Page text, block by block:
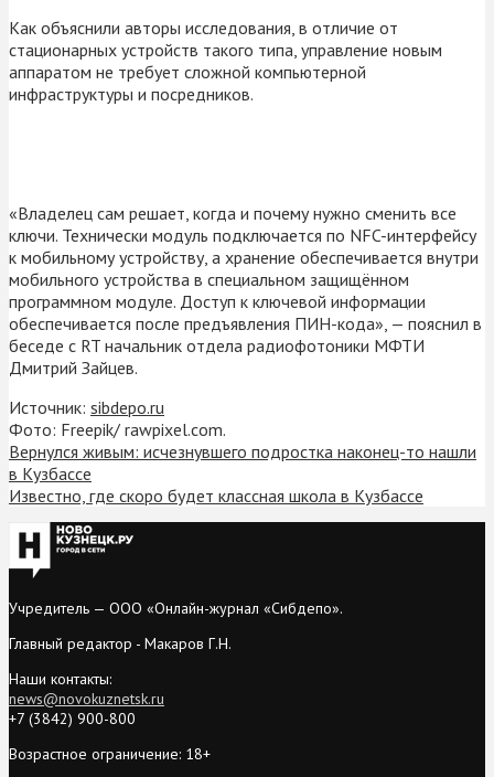
Как объяснили авторы исследования, в отличие от
стационарных устройств такого типа, управление новым
аппаратом не требует сложной компьютерной
инфраструктуры и посредников.
«Владелец сам решает, когда и почему нужно сменить все
ключи. Технически модуль подключается по NFC-интерфейсу
к мобильному устройству, а хранение обеспечивается внутри
мобильного устройства в специальном защищённом
программном модуле. Доступ к ключевой информации
обеспечивается после предъявления ПИН-кода», — пояснил в
беседе с RT начальник отдела радиофотоники МФТИ
Дмитрий Зайцев.
Источник: sibdepo.ru
Фото: Freepik/ rawpixel.com.
Вернулся живым: исчезнувшего подростка наконец-то нашли
в Кузбассе
Известно, где скоро будет классная школа в Кузбассе
Учредитель — ООО «Онлайн-журнал «Сибдепо».
Главный редактор - Макаров Г.Н.
Наши контакты:
news@novokuznetsk.ru
+7 (3842) 900-800
Возрастное ограничение: 18+